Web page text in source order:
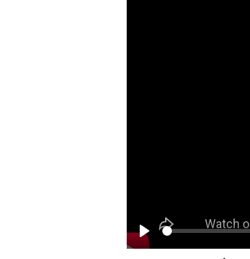
Play